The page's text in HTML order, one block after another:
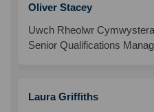
Oliver Stacey
Uwch Rheolwr
Senior Qualifications
Laura Griffiths